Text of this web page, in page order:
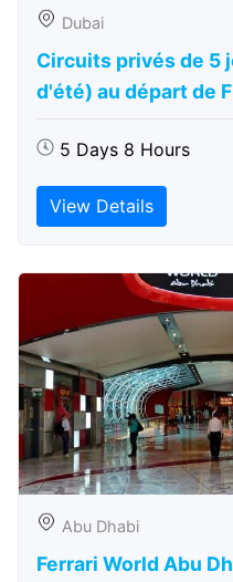
Dubai
Circuits privés de 5
d'été) au départ de
5 Days 8 Hours
View Details
Abu Dhabi
Ferrari World Abu